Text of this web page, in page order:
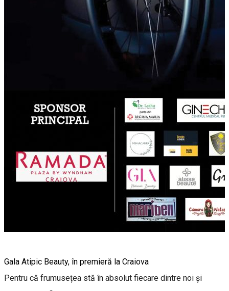
Gala Atipic Beauty, în premieră la Craiova
Pentru că frumusețea stă în absolut fiecare dintre noi și